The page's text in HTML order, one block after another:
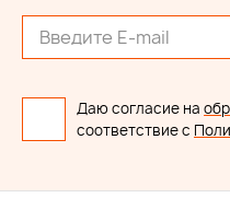
Даю согласие на
соответствие с